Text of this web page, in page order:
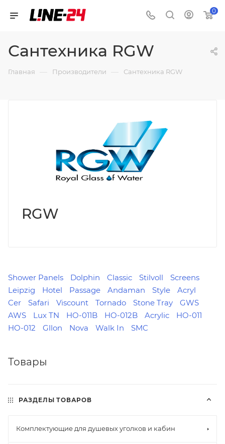
0
Сантехника RGW
Главная — Производители — Сантехника RGW
RGW
Shower Panels Dolphin Classic Stilvoll
Screens
Leipzig
Hotel Passage Andaman Style
Acryl
Cer
Safari Viscount Tornado Stone Tray
GWS
AWS
Lux TN HO-011B HO-012B Acrylic
HO-011
HO-012
Gllon Nova Walk In SMC
Товары
РАЗДЕЛЫ ТОВАРОВ
Комплектующие для душевых уголков и кабин